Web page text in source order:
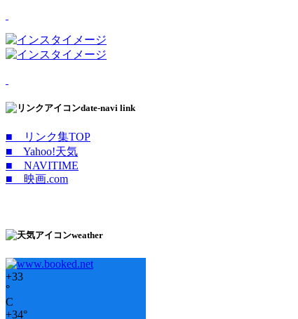
date-navi link
■ リンク集TOP
■ Yahoo!天気
■ NAVITIME
■ 映画.com
weather
+33
°
C
+34°